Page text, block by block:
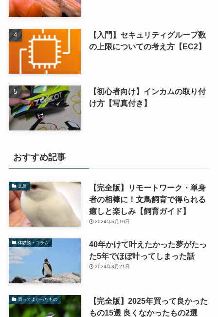
【入門】セキュリティグループ数
の上限についての考え方【EC2】
【初心者向け】インカムの取り付
け方【写真付き】
おすすめ記事
文鳥
【完全版】リモートワーク・単身
者の相棒に！文鳥飼育で得られる
癒しと楽しみ【飼育ガイド】
2024年6月10日
体験談・コラム
40年かけて叶えたかった夢がたっ
た5年でほぼ叶ってしまった話
2024年8月21日
買ってよかったもの
【完全版】2025年買って良かった
もの15選 良くなかったもの2選